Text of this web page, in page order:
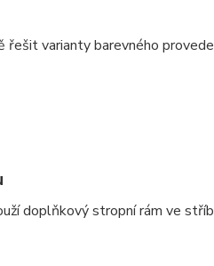
řešit varianty barevného
doplňkový stropní rám ve